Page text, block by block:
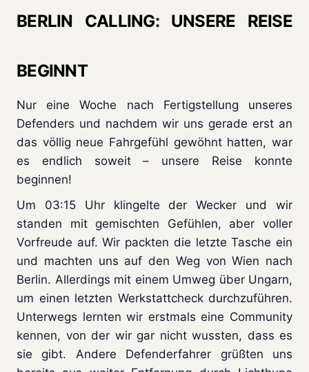
BERLIN CALLING: UNSERE REISE
BEGINNT
Nur eine Woche nach Fertigstellung unseres
Defenders und nachdem wir uns gerade erst an
das völlig neue Fahrgefühl gewöhnt hatten, war
es endlich soweit – unsere Reise konnte
beginnen!
Um 03:15 Uhr klingelte der Wecker und wir
standen mit gemischten Gefühlen, aber voller
Vorfreude auf. Wir packten die letzte Tasche ein
und machten uns auf den Weg von Wien nach
Berlin. Allerdings mit einem Umweg über Ungarn,
um einen letzten Werkstattcheck durchzuführen.
Unterwegs lernten wir erstmals eine Community
kennen, von der wir gar nicht wussten, dass es
sie gibt. Andere Defenderfahrer grüßten uns